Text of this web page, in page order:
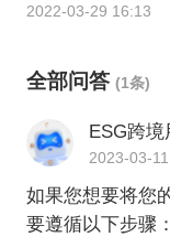
2022-03-29 16:13
全部问答 (1条)
ESG跨境
2023-03-
如果您想要将您
要遵循以下步骤： 1. 登录Walmart Marketplace网